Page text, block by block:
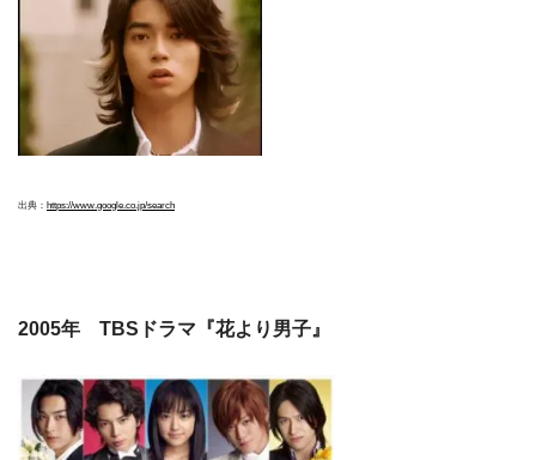
出典： https://www.google.co.jp/search
2005年 TBSドラマ『花より男子』